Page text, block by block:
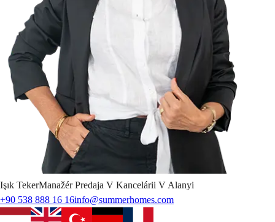
Işık TekerManažér Predaja V Kancelárii V Alanyi
+90 538 888 16 16info@summerhomes.com